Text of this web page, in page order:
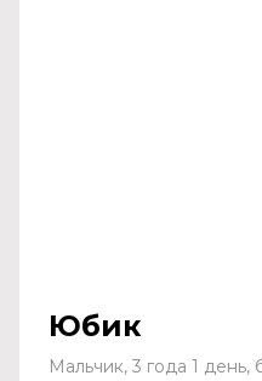
Юбик
Мальчик, 3 года 1 день,